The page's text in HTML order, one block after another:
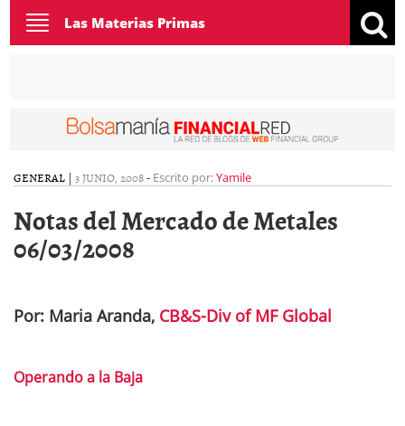
Toggle
navigation
Las Materias Primas
GENERAL | 3 JUNIO, 2008- Escrito por:Yamile
Notas del Mercado de Metales
06/03/2008
Por: Maria Aranda, CB&S-Div of MF Global
Operando a la Baja